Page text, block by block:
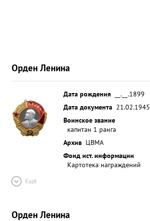
Орден Ленина
Дата рождения
__.__.1899
Дата документа 21.02.1945
Воинское звание
капитан 1 ранга
Архив ЦВМА
Фонд ист. информации
Картотека награждений
Ещё
Орден Ленина